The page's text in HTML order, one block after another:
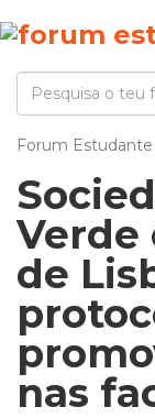
Forum
Verde
de
nas